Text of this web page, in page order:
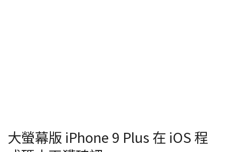
大螢幕版 iPhone 9 Plus 在 iOS 程